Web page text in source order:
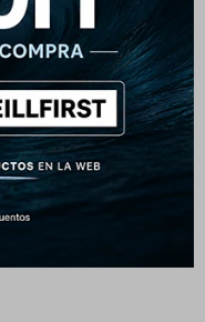
la playa en
práctico y
opción.
polyester, 22%